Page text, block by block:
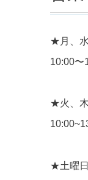
★月、
10:00〜
★火、
★土曜日